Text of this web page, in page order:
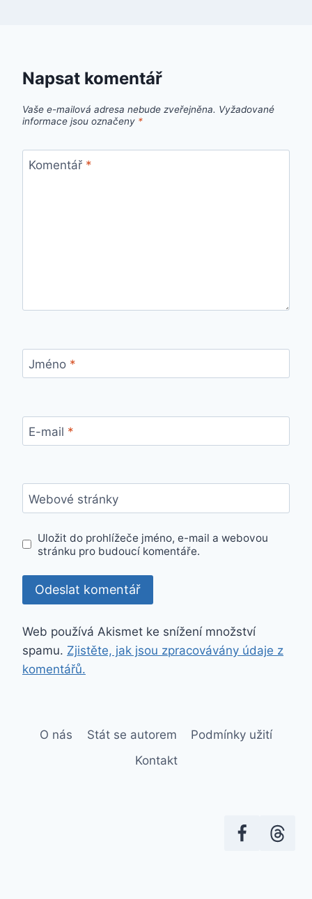
Napsat komentář
Vaše e-mailová adresa nebude zveřejněna. Vyžadované
informace jsou označeny *
Komentář *
Jméno *
E-mail *
Webové stránky
Uložit do prohlížeče jméno, e-mail a webovou
stránku pro budoucí komentáře.
Web používá Akismet ke snížení množství
spamu. Zjistěte, jak jsou zpracovávány údaje z
komentářů.
O nás Stát se autorem
Podmínky užití
Kontakt